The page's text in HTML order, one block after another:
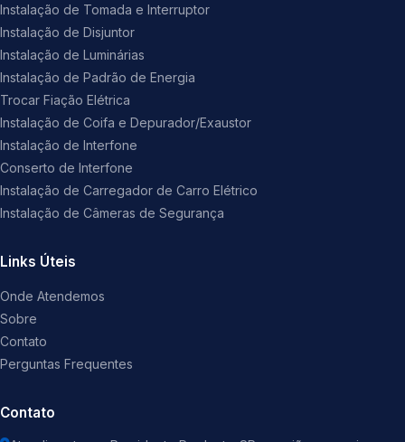
Instalação de Tomada e Interruptor
Instalação de Disjuntor
Instalação de Luminárias
Instalação de Padrão de Energia
Trocar Fiação Elétrica
Instalação de Coifa e Depurador/Exaustor
Instalação de Interfone
Conserto de Interfone
Instalação de Carregador de Carro Elétrico
Instalação de Câmeras de Segurança
Links Úteis
Onde Atendemos
Sobre
Contato
Perguntas Frequentes
Contato